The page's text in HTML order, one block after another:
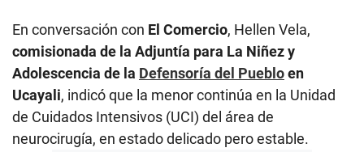
En conversación con El Comercio, Hellen Vela,
comisionada de la Adjuntía para La Niñez y
Adolescencia de la Defensoría del Puebloen
Ucayali, indicó que la menor continúa en la Unidad
de Cuidados Intensivos (UCI) del área de
neurocirugía, en estado delicado pero estable.